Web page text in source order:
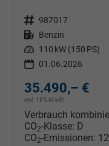
Fahrzeugnr. 987017
Kraftstoff Benzin
Leistung 110 kW (150 PS)
01.06.2026
35.490,– €
incl. 19% MwSt.
Verbrauch
CO2-Klasse: D
CO2-Emissionen: